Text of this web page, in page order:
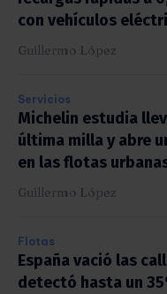
con vehículos
Guillermo López
Servicios
Michelin estudia
última milla y abre
en las flotas
Guillermo López
Flotas
España vació las
detectó hasta un